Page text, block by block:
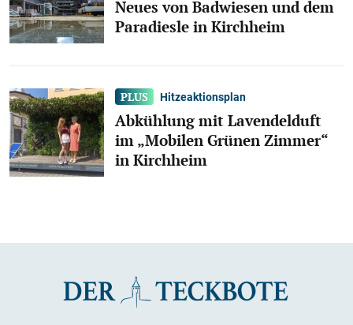
Neues von Badwiesen und dem
Paradiesle in Kirchheim
Hitzeaktionsplan
Abkühlung mit Lavendelduft
im „Mobilen Grünen Zimmer“
in Kirchheim